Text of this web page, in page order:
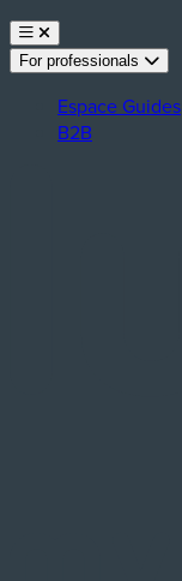
For professionals
Espace Guides
B2B